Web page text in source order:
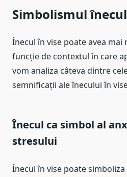
Simbolismul
Înecul în vise poate avea
funcție de contextul în care
vom analiza câteva dintre
semnificații ale înecului în
Înecul ca simbol al
stresului
Înecul în vise poate